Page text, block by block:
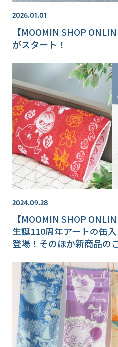
2026.01.01
【MOOMIN SHOP
がスタート！
2024.09.28
【MOOMIN SHOP
生誕110周年アートの缶
登場！そのほか新商品の